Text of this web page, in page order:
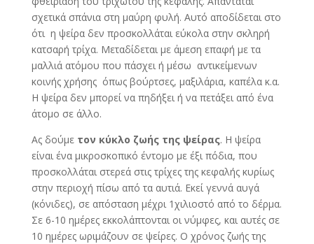
σχετικά σπάνια στη μαύρη φυλή. Αυτό αποδίδεται στο
ότι η ψείρα δεν προσκολλάται εύκολα στην σκληρή
κατσαρή τρίχα. Μεταδίδεται με άμεση επαφή με τα
μαλλιά ατόμου που πάσχει ή μέσω αντικείμενων
κοινής χρήσης όπως βούρτσες, μαξιλάρια, καπέλα κ.α.
Η ψείρα δεν μπορεί να πηδήξει ή να πετάξει από ένα
άτομο σε άλλο.
Ας δούμε τον κύκλο ζωής της ψείρας. Η ψείρα
είναι ένα μικροσκοπικό έντομο με έξι πόδια, που
προσκολλάται στερεά στις τρίχες της κεφαλής κυρίως
στην περιοχή πίσω από τα αυτιά. Εκεί γεννά αυγά
(κόνιδες), σε απόσταση μέχρι 1χιλιοστό από το δέρμα.
Σε 6-10 ημέρες εκκολάπτονται οι νύμφες, και αυτές σε
10 ημέρες ωριμάζουν σε ψείρες. Ο χρόνος ζωής της